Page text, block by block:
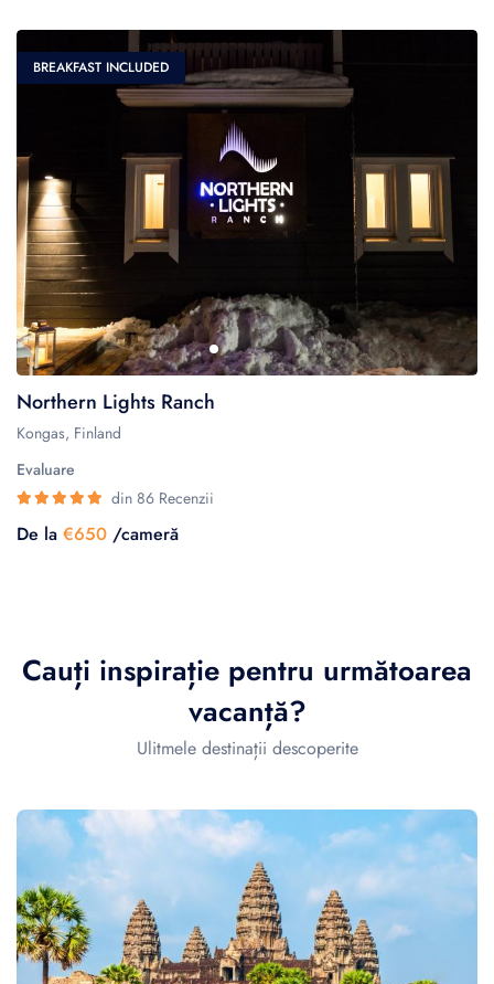
BREAKFAST INCLUDED
Northern Lights Ranch
Kongas, Finland
Evaluare
din 86 Recenzii
De la €650 /cameră
Cauți inspirație pentru următoarea
vacanță?
Ulitmele destinații descoperite